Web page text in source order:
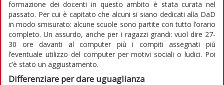
formazione dei docenti in questo ambito è stata curata nel
passato. Per cui è capitato che alcuni si siano dedicati alla DaD
in modo smisurato: alcune scuole sono partite con tutto l’orario
completo. Un assurdo, anche per i ragazzi grandi: vuol dire 27-
30 ore davanti al computer più i compiti assegnati più
l’eventuale utilizzo del computer per motivi sociali o ludici. Poi
c’è stato un aggiustamento.
Differenziare per dare uguaglianza